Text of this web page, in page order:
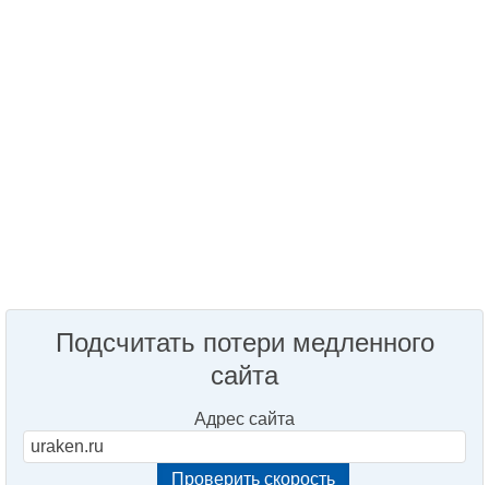
Подсчитать потери медленного
сайта
Адрес сайта